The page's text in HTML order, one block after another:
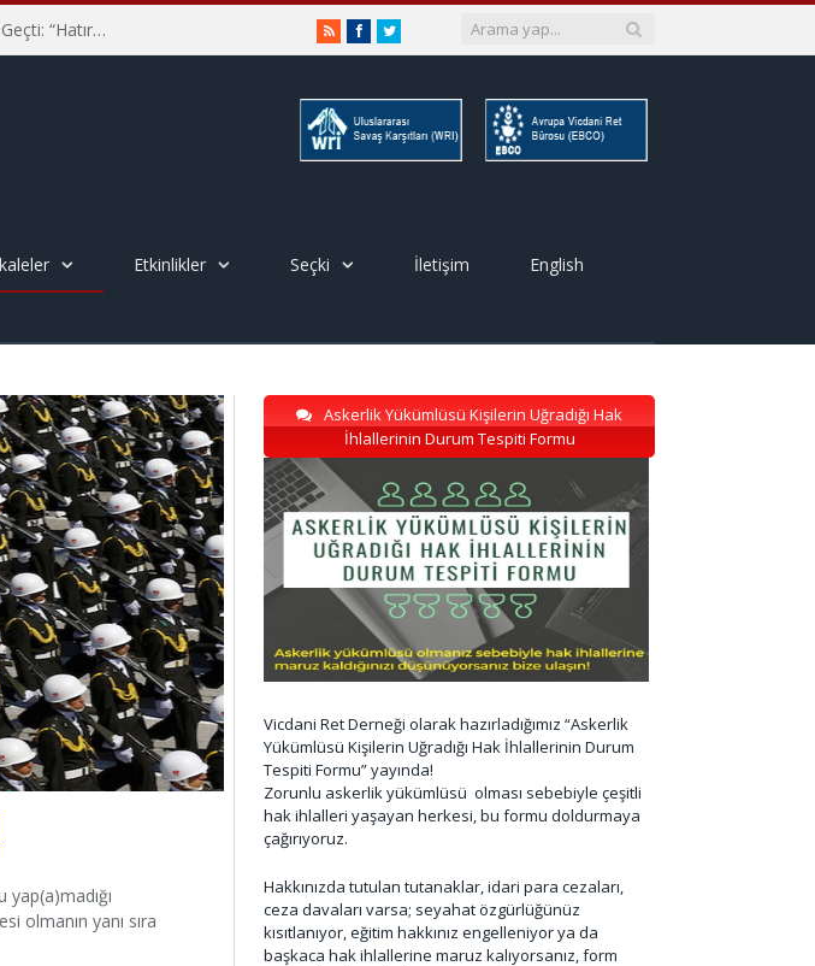
Hiroşima’nın 81. Yılında İtalyan Savaş Karşıtları Harekete Geçti: “Hatırlamak yeterli değil” RSSFacebookTwitter
Etkinlikler Seçki İletişim English
olmanın yanı sıra
Askerlik Yükümlüsü Kişilerin Uğradığı Hak
İhlallerinin Durum Tespiti Formu
Vicdani Ret Derneği olarak hazırladığımız “Askerlik
Yükümlüsü Kişilerin Uğradığı Hak İhlallerinin Durum
Tespiti Formu” yayında!
Zorunlu askerlik yükümlüsü olması sebebiyle çeşitli
hak ihlalleri yaşayan herkesi, bu formu doldurmaya
çağırıyoruz.
Hakkınızda tutulan tutanaklar, idari para cezaları,
ceza davaları varsa; seyahat özgürlüğünüz
kısıtlanıyor, eğitim hakkınız engelleniyor ya da
başkaca hak ihlallerine maruz kalıyorsanız, form